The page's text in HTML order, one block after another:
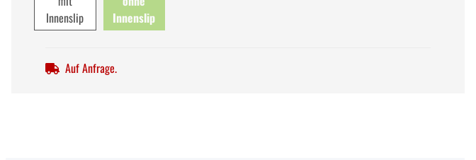
Innenslip
Innenslip
Auf Anfrage.